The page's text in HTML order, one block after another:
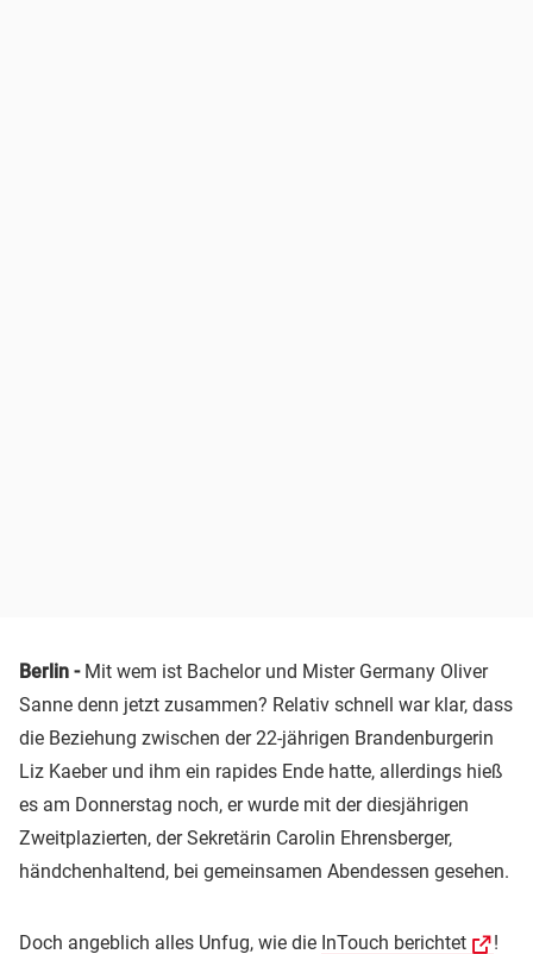
Berlin - Mit wem ist Bachelor und Mister Germany Oliver
Sanne denn jetzt zusammen? Relativ schnell war klar, dass
die Beziehung zwischen der 22-jährigen Brandenburgerin
Liz Kaeber und ihm ein rapides Ende hatte, allerdings hieß
es am Donnerstag noch, er wurde mit der diesjährigen
Zweitplazierten, der Sekretärin Carolin Ehrensberger,
händchenhaltend, bei gemeinsamen Abendessen gesehen.
Doch angeblich alles Unfug, wie die InTouch berichtet !